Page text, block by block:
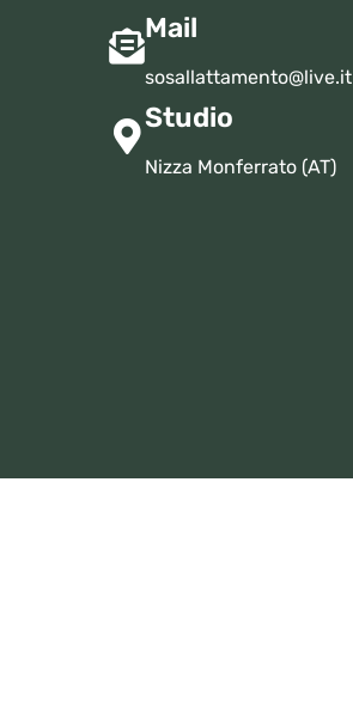
Mail
sosallattamento@live.it
Studio
Nizza Monferrato (AT)